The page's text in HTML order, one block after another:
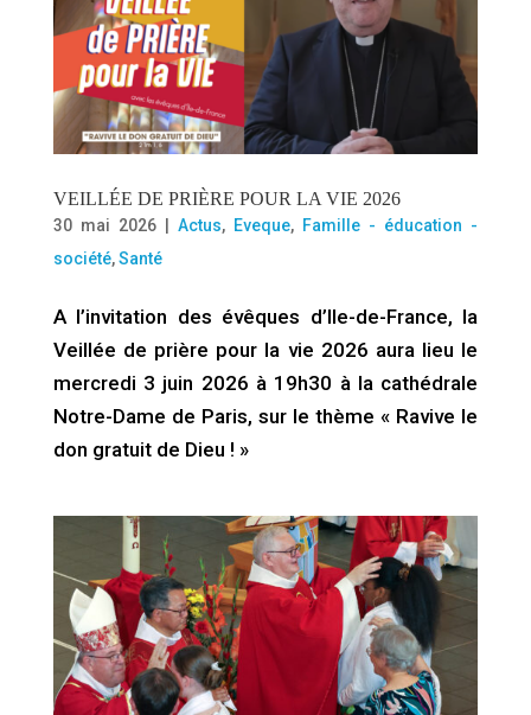
VEILLÉE DE PRIÈRE POUR LA VIE 2026
30 mai 2026| Actus, Eveque, Famille - éducation -
société,Santé
A l’invitation des évêques d’Ile-de-France, la
Veillée de prière pour la vie 2026 aura lieu le
mercredi 3 juin 2026 à 19h30 à la cathédrale
Notre-Dame de Paris, sur le thème « Ravive le
don gratuit de Dieu ! »